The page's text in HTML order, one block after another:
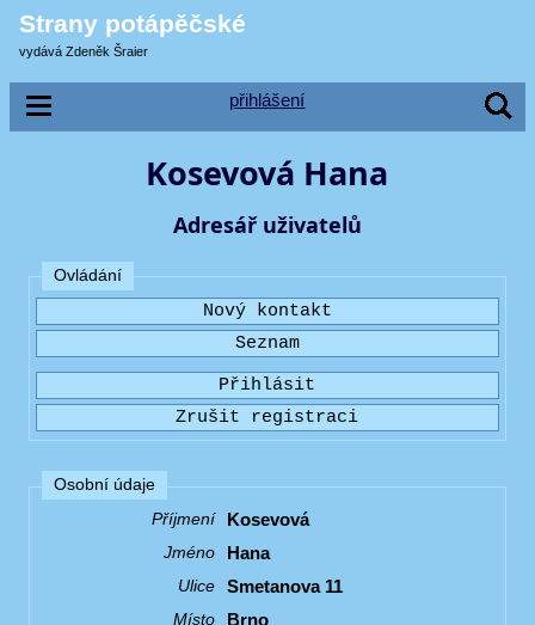
Strany potápěčské
vydává Zdeněk Šraier
přihlášení
Kosevová Hana
Adresář uživatelů
Ovládání
Osobní údaje
Příjmení
Kosevová
Jméno Hana
Ulice Smetanova 11
Místo Brno